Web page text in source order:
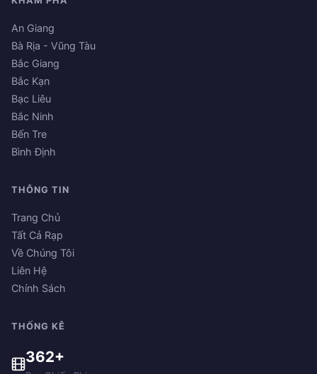
An Giang
Bà Rịa - Vũng Tàu
Bắc Giang
Bắc Kạn
Bạc Liêu
Bắc Ninh
Bến Tre
Bình Định
THÔNG TIN
Trang Chủ
Tất Cả Rạp
Về Chúng Tôi
Liên Hệ
Chính Sách
THỐNG KÊ
362+